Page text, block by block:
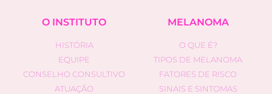
O INSTITUTO
HISTÓRIA
EQUIPE
CONSELHO CONSULTIVO
ATUAÇÃO
MELANOMA
O QUE É?
TIPOS DE MELANOMA
FATORES DE RISCO
SINAIS E SINTOMAS